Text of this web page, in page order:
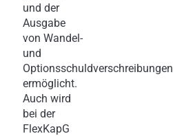
und der
Ausgabe
von Wandel-
und
Optionsschuldverschreibungen
ermöglicht.
Auch wird
bei der
FlexKapG